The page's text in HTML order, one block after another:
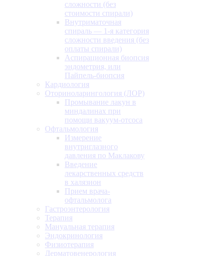
сложности (без
стоимости спирали)
Внутриматочная
спираль — 1-я категория
сложности введения (без
оплаты спирали)
Аспирационная биопсия
эндометрия, или
Пайпель-биопсия
Кардиология
Оториноларингология (ЛОР)
Промывание лакун в
миндалинах при
помощи вакуум-отсоса
Офтальмология
Измерение
внутриглазного
давления по Маклакову
Введение
лекарственных средств
в халязион
Прием врача-
офтальмолога
Гастроэнтерология
Терапия
Мануальная терапия
Эндокринология
Физиотерапия
Дерматовенерология